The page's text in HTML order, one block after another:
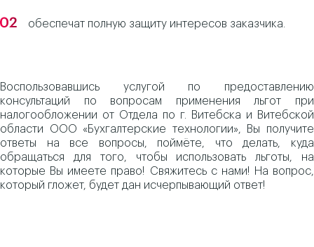
обеспечат полную защиту интересов заказчика.
Воспользовавшись услугой по предоставлению
консультаций по вопросам применения льгот при
налогообложении от Отдела по г. Витебска и Витебской
области ООО «Бухгалтерские технологии», Вы получите
ответы на все вопросы, поймёте, что делать, куда
обращаться для того, чтобы использовать льготы, на
которые Вы имеете право! Свяжитесь с нами! На вопрос,
который гложет, будет дан исчерпывающий ответ!